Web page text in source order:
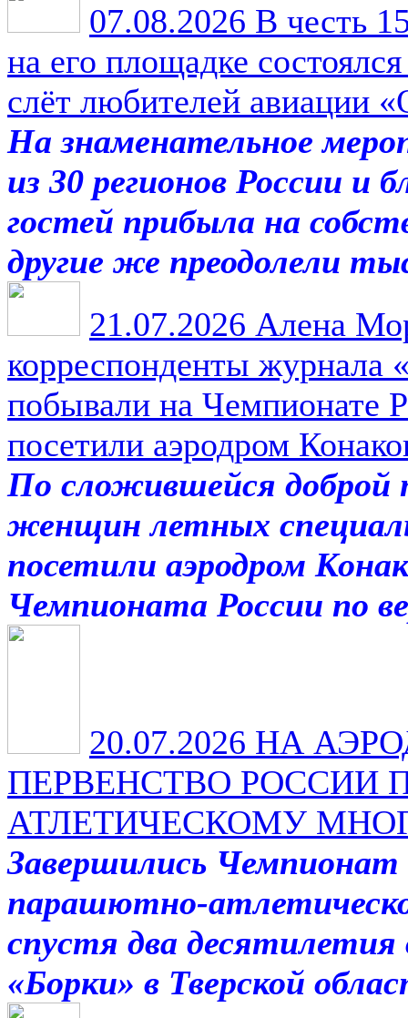
07.08.2026 В честь
на его площадке
слёт любителей авиации
На знаменательное
из 30 регионов России и
гостей прибыла на
другие же преодолели
21.07.2026 Алена
корреспонденты
побывали на Чемпионате
посетили аэродром
По сложившейся
женщин летных
посетили аэродром
Чемпионата России по
20.07.2026 НА
ПЕРВЕНСТВО РОССИИ
АТЛЕТИЧЕСКОМУ
Завершились Чемпионат
парашютно-
спустя два десятилетия
«Борки» в Тверской